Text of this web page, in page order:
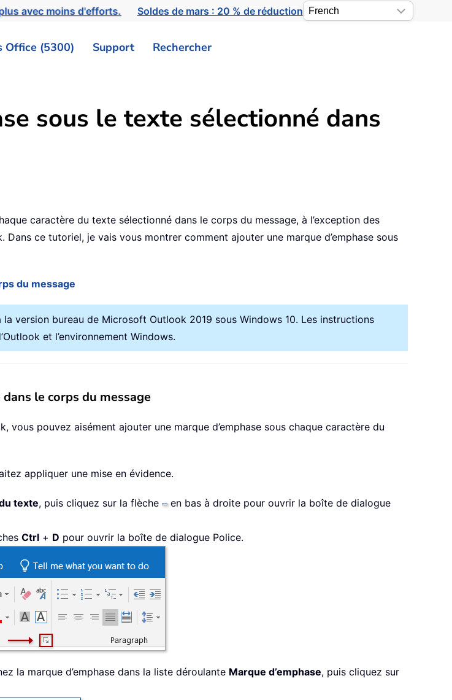
avec moins d'efforts. Soldes de mars : 20 % de réduction
Office (5300) Support Rechercher
sous le texte sélectionné dans
caractère du texte sélectionné dans le corps du message, à l’exception des
ce tutoriel, je vais vous montrer comment ajouter une marque d’emphase sous
du message
version bureau de Microsoft Outlook 2019 sous Windows 10. Les instructions
et l’environnement Windows.
le corps du message
pouvez aisément ajouter une marque d’emphase sous chaque caractère du
appliquer une mise en évidence.
texte, puis cliquez sur la flèche
en bas à droite pour ouvrir la boîte de dialogue
Ctrl + D pour ouvrir la boîte de dialogue Police.
la marque d’emphase dans la liste déroulante Marque d’emphase, puis cliquez sur